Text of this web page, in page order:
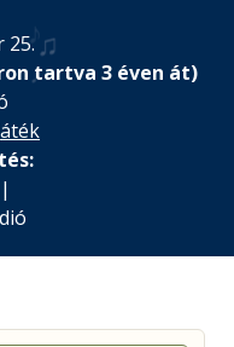
♪
♩
♫
25.
tartva 3 éven át)
|